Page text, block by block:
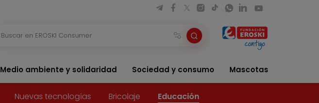
Medio ambiente y solidaridad Sociedad y consumo Mascotas
Nuevas tecnologías Bricolaje Educación